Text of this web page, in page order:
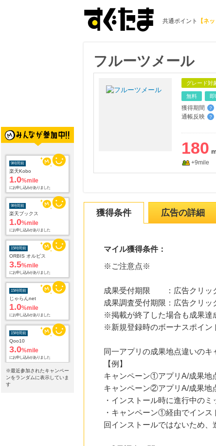
共通ポイント 【ネ
9時間前
1.0%mile
にお申し込みがありました
9時間前
楽天ブックス
1.0%mile
にお申し込みがありました
15時間前
ORBIS オルビス
3.5%mile
にお申し込みがありました
15時間前
じゃらんnet
1.0%mile
にお申し込みがありました
15時間前
Qoo10
3.0%mile
にお申し込みがありました
15時間前
2.0 %mile
にお申し込みがありました
※最近参加されたキャンペー
ンをランダムに表示していま
す
フルーツメール
グレード対
無料
獲得期間 ？
通帳反映
？
180
+9mile
獲得条件 広告の詳細
マイル獲得条件：
※ご注意点※
成果受付期限 ：広告クリッ
成果調査受付期限：広告クリッ
※掲載が終了した場合も成果達
※新規登録時のボーナスポイン
同一アプリの成果地点違いのキ
【例】
キャンペーン①アプリA/成果地
キャンペーン②アプリA/成果地
・インストール時に進行中の
・キャンペーン①経由でイン
回インストールではないため、